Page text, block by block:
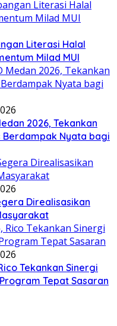
Literasi Halal
Milad MUI
2026, Tekankan
Berdampak Nyata bagi
Direalisasikan
Tekankan Sinergi
Tepat Sasaran